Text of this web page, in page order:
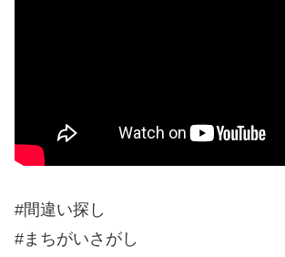
#間違い探し
#まちがいさがし